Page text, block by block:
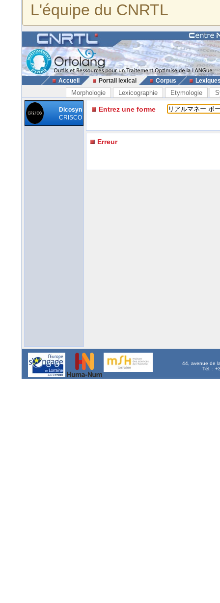
L'équipe du CNRTL
Accueil Portail lexical Corpus
Morphologie Lexicographie Etymologie
Dicosyn
CRISCO
Entrez une forme
Erreur
44, avenue de
Tél. :